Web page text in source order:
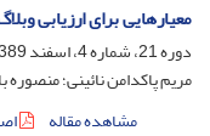
معیارهایی برای ارزیابی
دوره 21، شماره 4، اسفند 1389، صفحه
مریم پاکدامن نائینی؛ منصوره
مشاهده مقاله